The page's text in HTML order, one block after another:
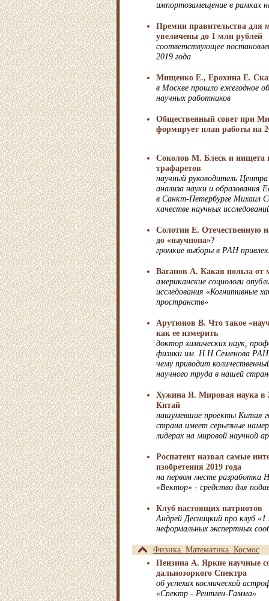
импортозамещение в рамках
Премии правительства для
увеличены до 1 млн рублей
соответствующее
2019 года
Мищенко Е., Ерохина Е.
в Москве прошло ежегодное
научных работников
Общественный совет при
формирует план работы на
Соколов М. Блеск и нищета
трафаретов
научный руководитель
анализа науки и образования
в Санкт-Петербурге Михаил
качестве научных
Солотин Е. Отечественную
до «научпопа»?
громкие выборы в РАН
Ваганов А. Какая польза от
американские социологи
исследования «Когнитивные
пространств»
Арутюнов В. Что такое
как ее измерить
доктор химических наук,
физики им. Н.Н.Семенова
чему приводит
научного труда в нашей
Хужина Я. Мировая наука в
Китай
нашумевшие проекты Китая
страна имеет серьезные
лидерах на мировой научной
Роспатент назвал самые
изобретения 2019 года
на первом месте
«Вектор» - средство для
Клуб настоящих патриотов
Андрей Десницкий про клуб «1
неформальных экспертных
Физика. Математика. Космос
Пензина А. Яркие научные
дальнозоркого Спектра
об успехах космической
«Спектр - Рентген-Гамма»